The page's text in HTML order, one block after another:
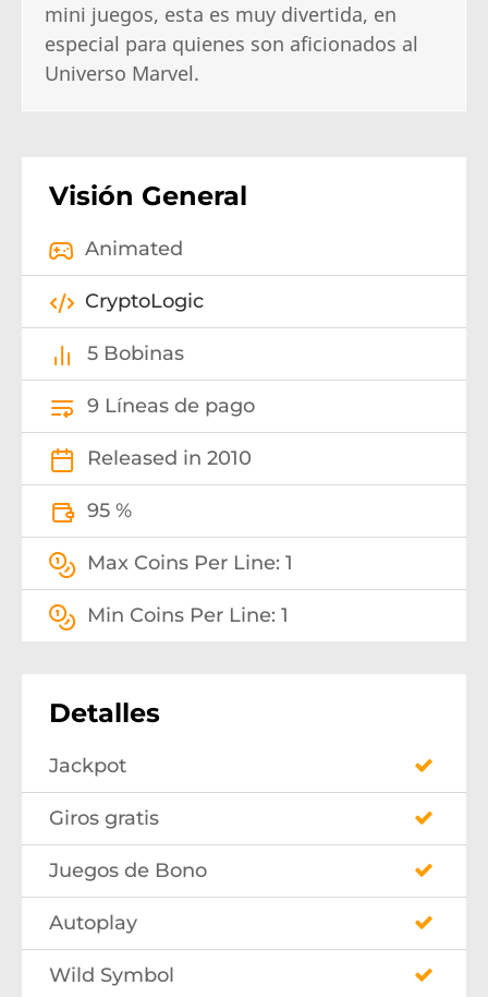
mini juegos, esta es muy divertida, en
especial para quienes son aficionados al
Universo Marvel.
Visión General
Animated
CryptoLogic
5 Bobinas
9 Líneas de pago
Released in 2010
95 %
Max Coins Per Line: 1
Min Coins Per Line: 1
Detalles
Jackpot
Giros gratis
Juegos de Bono
Autoplay
Wild Symbol